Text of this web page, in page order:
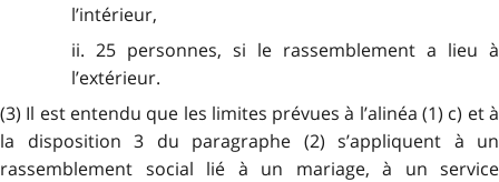
l’intérieur,
ii. 25 personnes, si le rassemblement a lieu à
l’extérieur.
(3) Il est entendu que les limites prévues à l’alinéa (1) c) et à
la disposition 3 du paragraphe (2) s’appliquent à un
rassemblement social lié à un mariage, à un service